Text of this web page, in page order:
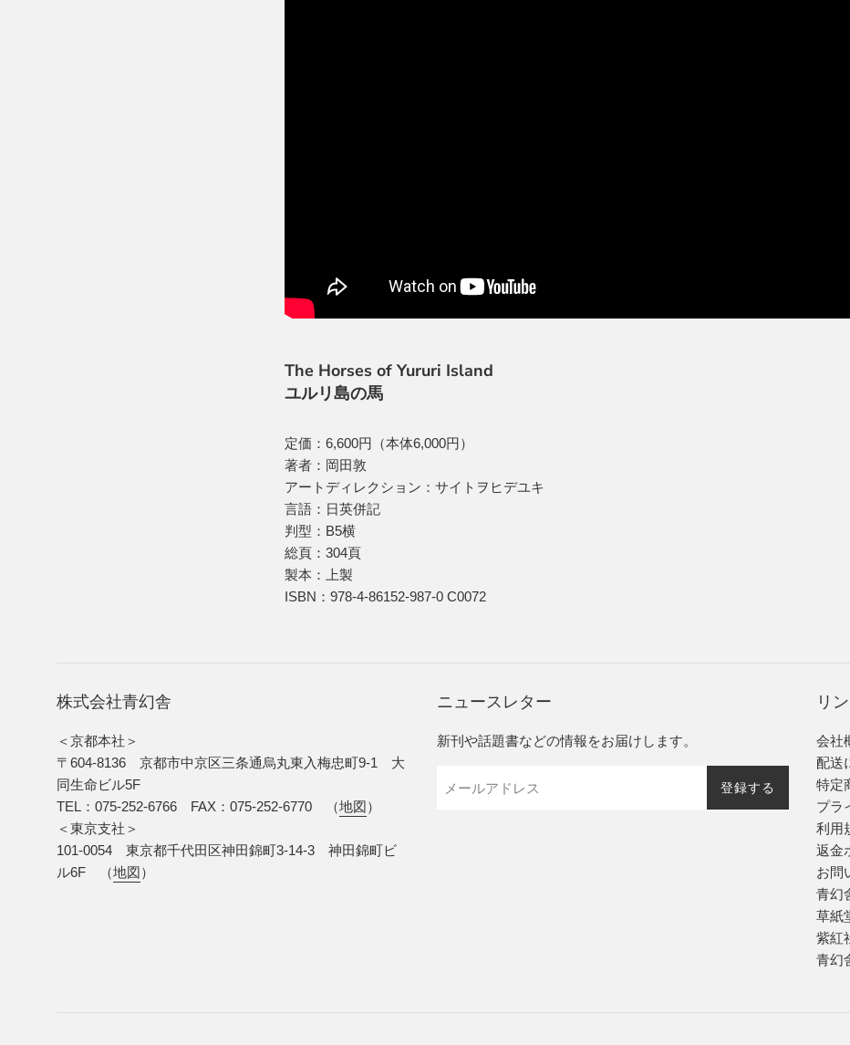
The Horses of Yururi Island
ユルリ島の馬
定価：6,600円（本体6,000円）
著者：岡田敦
アートディレクション：サイトヲヒデユキ
言語：日英併記
判型：B5横
総頁：304頁
製本：上製
ISBN：978-4-86152-987-0 C0072
株式会社青幻舎
＜京都本社＞
〒604-8136 京都市中京区三条通烏丸東入梅忠町9-1 大
同生命ビル5F
TEL：075-252-6766 FAX：075-252-6770 （地図）
＜東京支社＞
101-0054 東京都千代田区神田錦町3-14-3 神田錦町ビ
ル6F （地図）
ニュースレター
新刊や話題書などの情報をお届けします。
登録する
リ
会社
配送
特定
プラ
利用
返金
お問
青幻
草紙
紫紅
青幻